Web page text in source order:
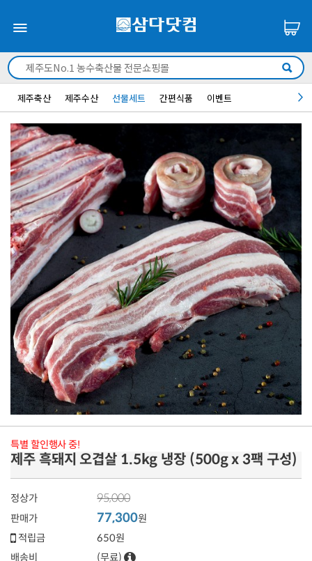
제주축산 제주수산 선물세트 간편식품 이벤트
특별 할인행사 중!
제주 흑돼지 오겹살 1.5kg 냉장 (500g x 3팩 구성)
정상가 95,000
판매가 77,300원
적립금
650원
배송비
(무료)